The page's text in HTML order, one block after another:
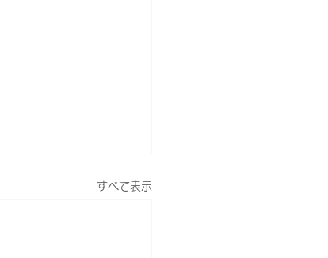
すべて表示